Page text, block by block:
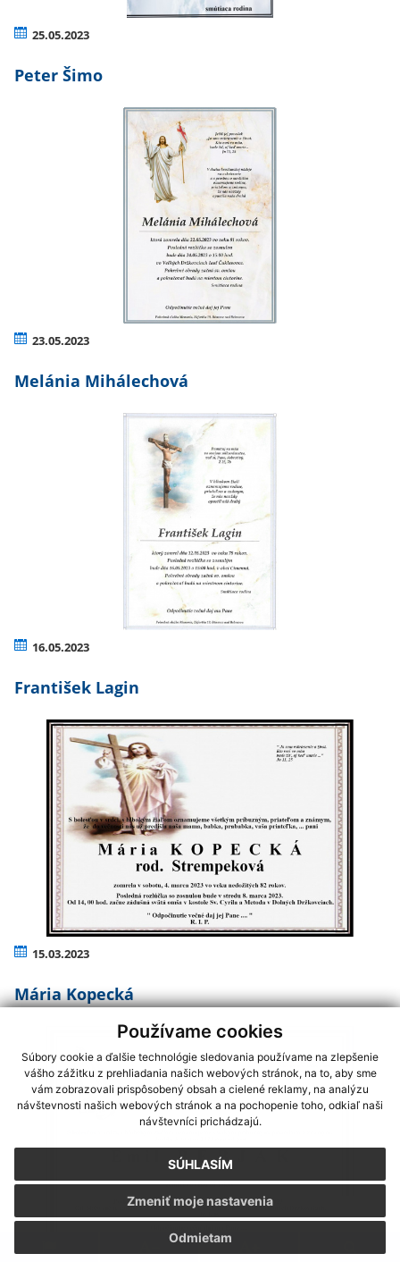
Používame cookies
Súbory cookie a ďalšie technológie sledovania používame na zlepšenie
vášho zážitku z prehliadania našich webových stránok, na to, aby sme
vám zobrazovali prispôsobený obsah a cielené reklamy, na analýzu
návštevnosti našich webových stránok a na pochopenie toho, odkiaľ naši
návštevníci prichádzajú.
SÚHLASÍM
Odmietam
Zmeniť moje nastavenia
25.05.2023
Peter Šimo
23.05.2023
Melánia Mihálechová
16.05.2023
František Lagin
15.03.2023
Mária Kopecká